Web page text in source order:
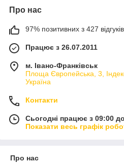
Про нас
97% позитивних з 427
Працює з 26.07.2011
м. Івано-Франківськ
Площа Європейська, 3,
Україна
Контакти
Сьогодні працює з 09:00
Показати весь графік
Про нас